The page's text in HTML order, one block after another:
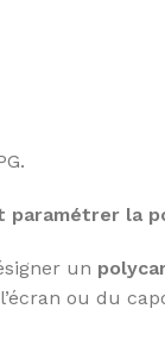
la
un
ou du